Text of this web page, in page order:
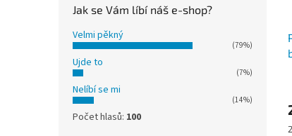
Jak se Vám líbí náš e-shop?
Velmi pěkný
(79%)
Ujde to
(7%)
Nelíbí se mi
(14%)
Počet hlasů: 100